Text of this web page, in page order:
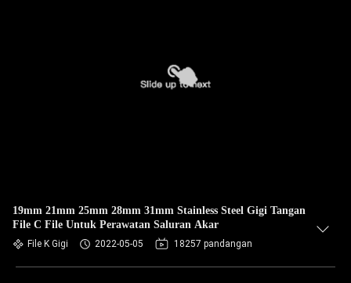
19mm 21mm 25mm 28mm 31mm Stainless Steel Gigi Tangan
File C File Untuk Perawatan Saluran Akar
File K Gigi 2022-05-05 18257 pandangan